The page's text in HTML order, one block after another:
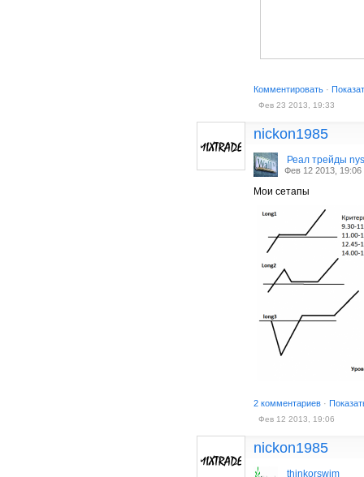
Комментировать ·
Фев 23 2013, 19:33
nickon1985
Реал трейды
Фев 12 2013, 19:06
Мои сетапы
2 комментариев ·
Фев 12 2013, 19:06
nickon1985
thinkorswim